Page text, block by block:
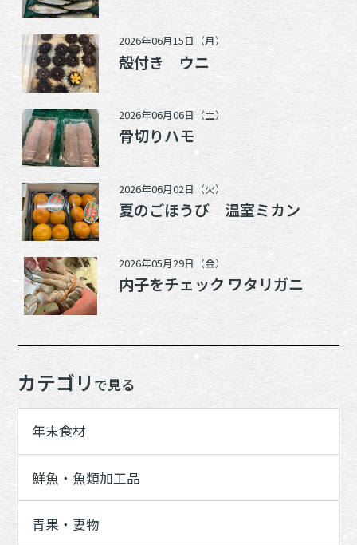
2026年06月15日（月）
殻付き ウニ
2026年06月06日（土）
骨切りハモ
2026年06月02日（火）
夏のごほうび 温室ミカン
2026年05月29日（金）
内子をチェック ワタリガニ
カテゴリ で見る
年末食材
鮮魚・魚類加工品
青果・妻物